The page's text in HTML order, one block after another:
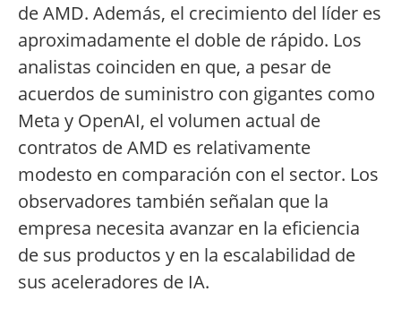
de AMD. Además, el crecimiento del líder es
aproximadamente el doble de rápido. Los
analistas coinciden en que, a pesar de
acuerdos de suministro con gigantes como
Meta y OpenAI, el volumen actual de
contratos de AMD es relativamente
modesto en comparación con el sector. Los
observadores también señalan que la
empresa necesita avanzar en la eficiencia
de sus productos y en la escalabilidad de
sus aceleradores de IA.